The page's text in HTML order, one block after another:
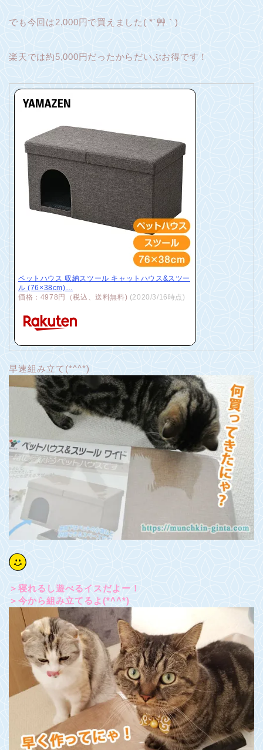
でも今回は2,000円で買えました( *´艸｀)
楽天では約5,000円だったからだいぶお得です！
ペットハウス 収納スツール キャットハウス&スツー
ル (76×38cm)…
価格：4978円（税込、送料無料) (2020/3/16時点)
早速組み立て(*^^*)
＞寝れるし遊べるイスだよー！
＞今から組み立てるよ(*^^*)